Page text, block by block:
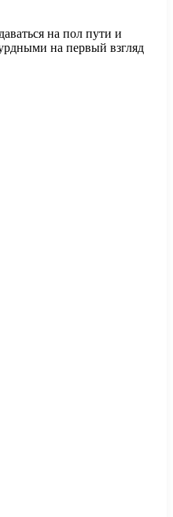
на пол пути и
на первый взгляд